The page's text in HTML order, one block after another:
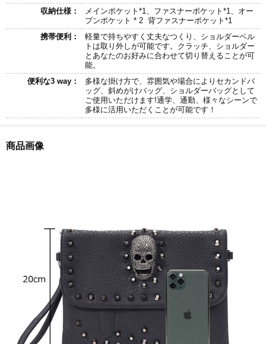
収納仕様：
メインポケット*1、ファスナーポケット*1、オー
プンポケット * 2 背ファスナーポケット*1
携帯便利：
軽量で持ちやすく丈夫なつくり、ショルダーベル
トは取り外しが可能です。クラッチ、ショルダー
とあなたのお好みに合わせて切り替えることが可
能。
便利な3 way：
多様な掛け方で、雰囲気や場合によりセカンドバ
ッグ、斜めがけバッグ、ショルダーバッグとして
ご使用いただけます!通学、通勤、様々なシーンで
多様に活用いただくことが可能です！
商品画像